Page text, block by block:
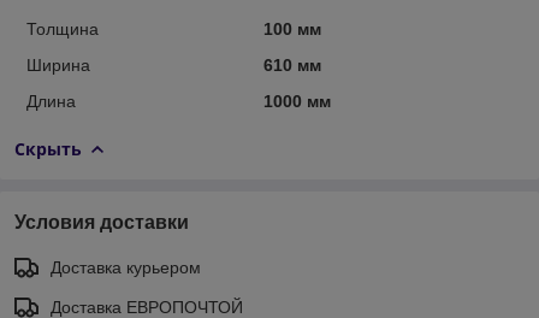
Толщина
100 мм
Ширина
610 мм
Длина
1000 мм
Скрыть
Условия доставки
Доставка курьером
Доставка ЕВРОПОЧТОЙ